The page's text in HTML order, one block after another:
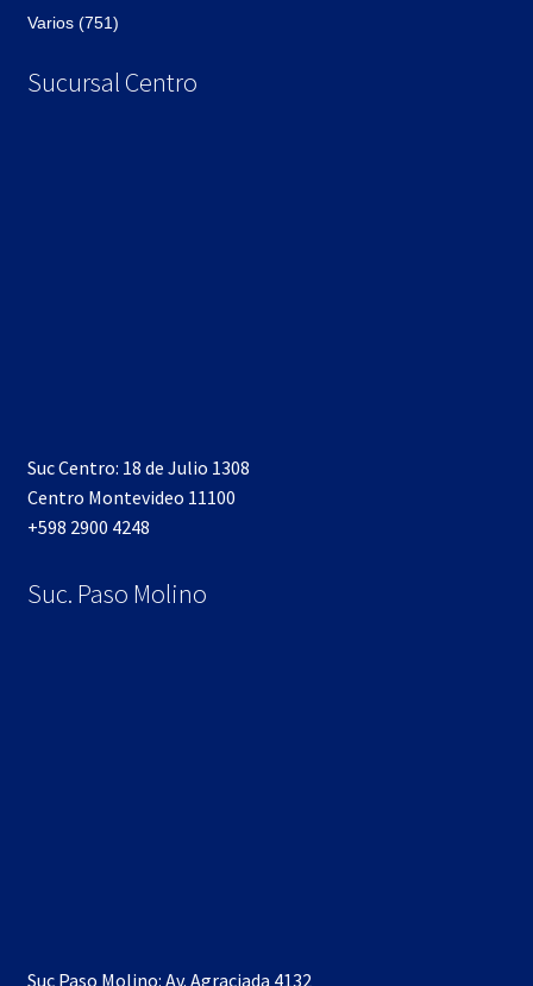
Varios (751)
Sucursal Centro
Suc Centro: 18 de Julio 1308
Centro Montevideo 11100
+598 2900 4248
Suc. Paso Molino
Suc Paso Molino: Av. Agraciada 4132